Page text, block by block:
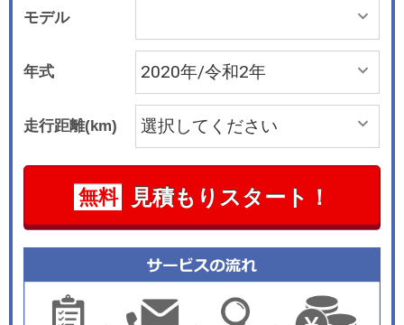
クサス独自の工程により塗装することで、繊細か
つ重厚な金属質感を表現。 もう一方の「“クール
＆ブライト”」は「NX300“Fスポーツ”」をベース
に開発。インテリアは、レクサスの走りの象徴で
ある“F”から継承したブルーステッチをブラックシ
ートにあしらうことで、スポーティさを際立たせ
た。またエクステリアは、ブラックスパッタリン
グアルミホイールを採用。茶道の茶筅をモチーフ
とした大胆な造形美と光のコントラストが洗練さ
ェンダーアーチモールを採用することで、スタイ
リッシュなイメージに仕上げている。 両モデル共
通で、ブラインドスポットモニター［BSM］や、
モデル
年式
走行距離(km)
無料 見積もりスタート！